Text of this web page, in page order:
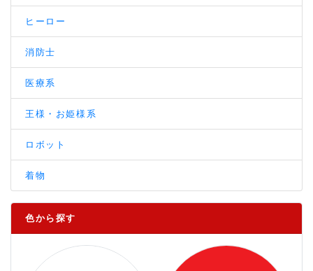
ヒーロー
消防士
医療系
王様・お姫様系
ロボット
着物
色から探す